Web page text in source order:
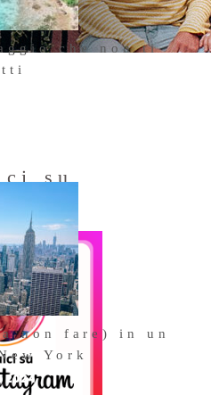
che non ti
non fare) in un
York
2024
su